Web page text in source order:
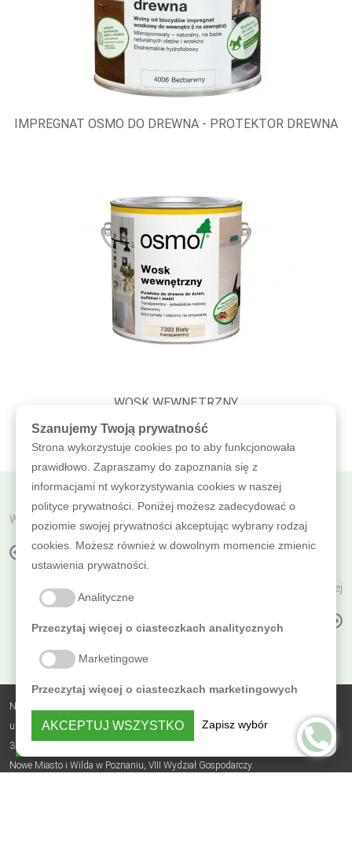
IMPREGNAT OSMO DO DREWNA - PROTEKTOR DREWNA
WOSK WEWNĘTRZNY
Wróć do poprzedniej
OLEJE DO ŁAZIENKI
Czytaj dalej
CZYSZCZENIE I PIELĘGNACJA
Nobless Polska Zbigniew Sierzputowski Sp. k.,
ul. Skrajna 3B, Sierosław, 62-080 Tarnowo Podgórne, NIP: 7831742179, REGON:
364482735, BDO: 000305723, nr KRS: 0000618619, Sąd Rejonowy Poznań -
Nowe Miasto i Wilda w Poznaniu, VIII Wydział Gospodarczy.
PRYWATNOŚĆ
Szanujemy Twoją prywatność
Strona wykorzystuje cookies po to aby funkcjonowała
prawidłowo. Zapraszamy do zapoznania się z
informacjami nt wykorzystywania cookies w naszej
polityce prywatności. Poniżej możesz zadecydować o
poziomie swojej prywatności akceptując wybrany rodzaj
cookies. Możesz również w dowolnym momencie zmienic
ustawienia prywatności.
Analityczne
Przeczytaj więcej o ciasteczkach analitycznych
Marketingowe
Przeczytaj więcej o ciasteczkach marketingowych
AKCEPTUJ WSZYSTKO Zapisz wybór